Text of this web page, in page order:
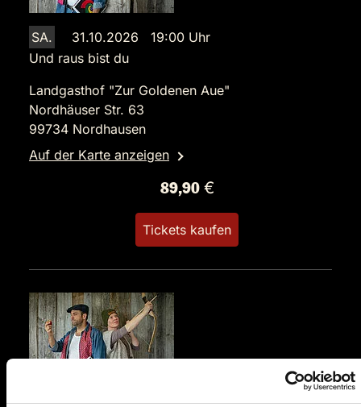
SA.
31.10.2026 19:00 Uhr
Und raus bist du
Landgasthof "Zur Goldenen Aue"
Nordhäuser Str. 63
99734 Nordhausen
Auf der Karte anzeigen
89,90 €
Tickets kaufen